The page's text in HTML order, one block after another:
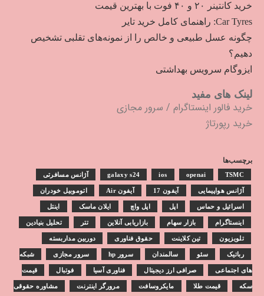
خرید کانتینر ۲۰ و ۴۰ فوت با بهترین قیمت
Car Tyres: راهنمای کامل خرید تایر
چگونه عسل طبیعی و خالص را از نمونه‌های تقلبی تشخیص
دهیم؟
ایزوگام سرویس بهداشتی
لینک های مفید
خرید فالور اینستاگرام / سرور مجازی
خرید رپورتاژ
برچسب‌ها
galaxy s24 ios openai TSMC آژانس مسافرتی
آژانس هواپیمایی آیفون 17 آیفون Air اتوموبیل خودران
اسرائیل و حماس اپل اپل واچ ایلان ماسک اینتل
اینستاگرام بازار سهام بازاریابی آنلاین تتر تحلیل بنیادین
تلویزیون تین کلاینت حقوق فناوری دوربین مداربسته
رباتیک سئو سالمندان سرور hp سرور مجازی شبکه
های اجتماعی صرافی ارز دیجیتال فناوری آسیا فوتبال قیمت
سکه قیمت طلا مایکروسافت مرورگر اینترنت مشاوره حقوقی